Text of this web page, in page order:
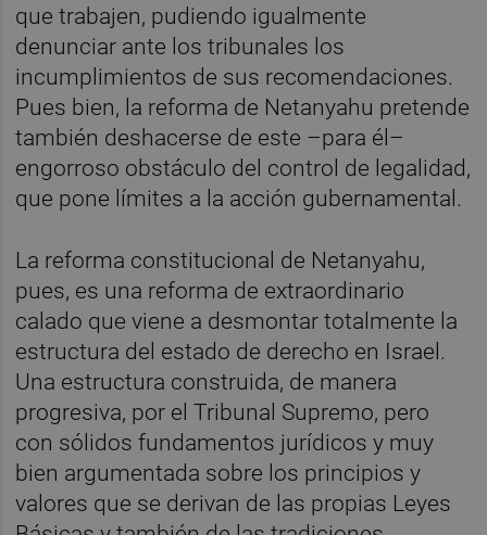
que trabajen, pudiendo igualmente
denunciar ante los tribunales los
incumplimientos de sus recomendaciones.
Pues bien, la reforma de Netanyahu pretende
también deshacerse de este –para él–
engorroso obstáculo del control de legalidad,
que pone límites a la acción gubernamental.
La reforma constitucional de Netanyahu,
pues, es una reforma de extraordinario
calado que viene a desmontar totalmente la
estructura del estado de derecho en Israel.
Una estructura construida, de manera
progresiva, por el Tribunal Supremo, pero
con sólidos fundamentos jurídicos y muy
bien argumentada sobre los principios y
valores que se derivan de las propias Leyes